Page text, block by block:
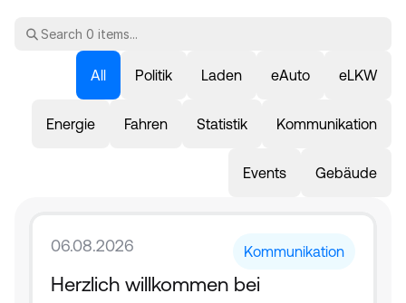
All Politik Laden eAuto eLKW
Energie Fahren Statistik Kommunikation
Events Gebäude
06.08.2026 Kommunikation
Herzlich willkommen bei